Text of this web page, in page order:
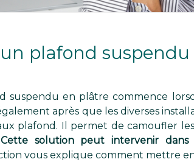
plafond suspendu
suspendu en plâtre commence
après que les diverses
plafond. Il permet de camoufler
Cette solution peut intervenir
vous explique comment mettre